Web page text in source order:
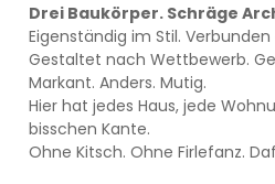
Drei Baukörper. Schräge
Eigenständig im Stil.
Gestaltet nach Wettbewerb.
Markant. Anders. Mutig.
Hier hat jedes Haus, jede
bisschen Kante.
Ohne Kitsch. Ohne Firlefanz.